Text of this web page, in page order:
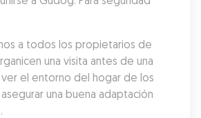
a todos los propietarios de
una visita antes de una
ver el entorno del hogar de los
una buena adaptación